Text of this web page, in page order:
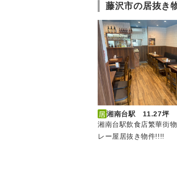
藤沢市の居抜き
湘南台駅 11.27坪
湘南台駅飲食店繁華街
レー屋居抜き物件!!!!